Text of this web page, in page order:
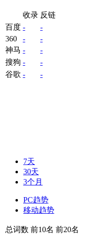
收录 反链
百度 -
-
360
-
-
神马 -
-
搜狗 -
-
谷歌 - -
7天
30天
3个月
PC趋势
移动趋势
总词数 前10名 前20名